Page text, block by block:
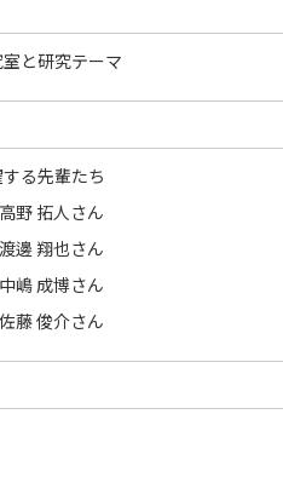
と研究テーマ
る先輩たち
高野 拓人さん
渡邊 翔也さん
中嶋 成博さん
佐藤 俊介さん